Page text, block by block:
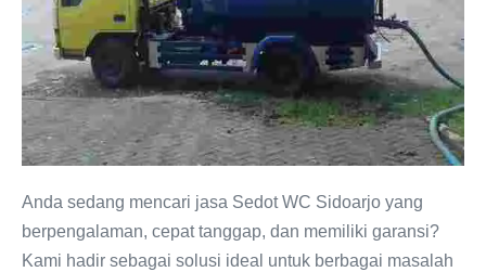
Murah
Anda sedang mencari jasa Sedot WC Sidoarjo yang
berpengalaman, cepat tanggap, dan memiliki garansi?
Kami hadir sebagai solusi ideal untuk berbagai masalah